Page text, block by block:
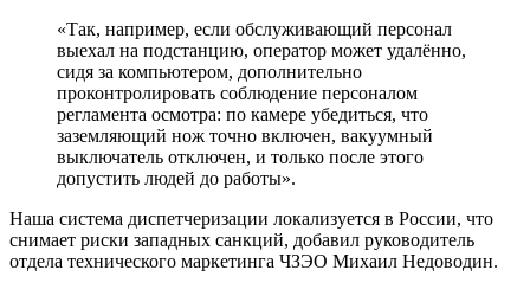
«Так, например, если обслуживающий персонал
выехал на подстанцию, оператор может удалённо,
сидя за компьютером, дополнительно
проконтролировать соблюдение персоналом
регламента осмотра: по камере убедиться, что
заземляющий нож точно включен, вакуумный
выключатель отключен, и только после этого
допустить людей до работы».
Наша система диспетчеризации локализуется в России, что
снимает риски западных санкций, добавил руководитель
отдела технического маркетинга ЧЗЭО Михаил Недоводин.